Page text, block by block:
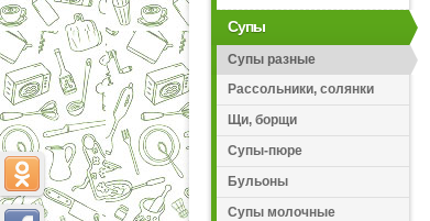
Супы
Супы разные
Рассольники, солянки
Щи, борщи
Супы-пюре
Бульоны
Супы молочные